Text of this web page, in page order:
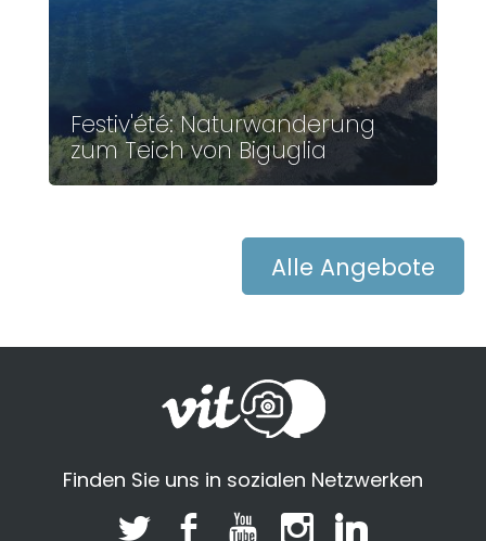
Festiv'été: Naturwanderung
zum Teich von Biguglia
Alle Angebote
Finden Sie uns in sozialen Netzwerken